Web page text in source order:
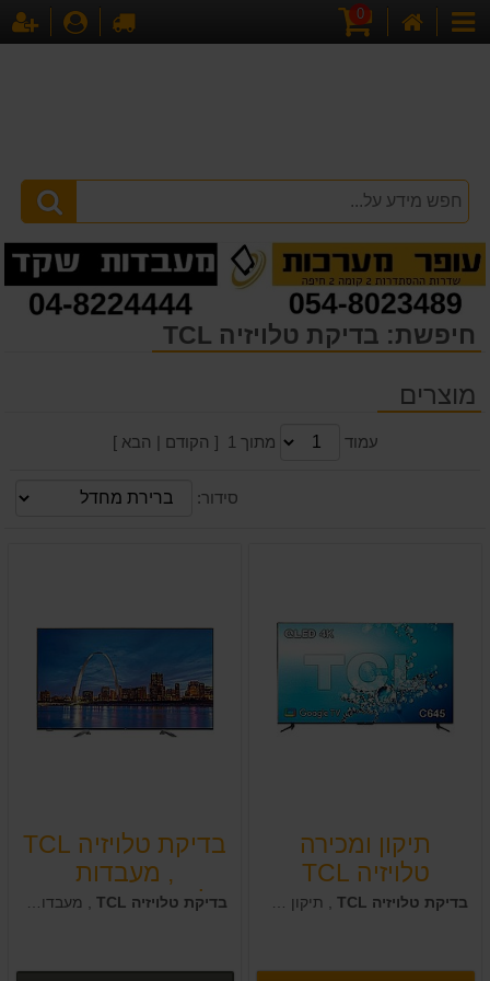
קטגוריות
0
לקופה
חיפשת: בדיקת טלויזיה TCL
מוצרים
עמוד מתוך 1 [ הקודם | הבא ]
סידור:
תיקון ומכירה
טלויזיה TCL
בדיקת טלויזיה TCL , תיקון TCL בחיפה, מכירת TCL יד שניה וחדשות .
בדיקת טלויזיה TCL
, מעבדות
אלקטרוניקה בחיפה
בדיקת טלויזיה TCL , מעבדות אלקטרוניקה בחיפה